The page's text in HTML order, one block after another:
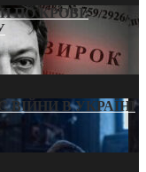
ПО КРОВІ:
В УКРАЇНІ